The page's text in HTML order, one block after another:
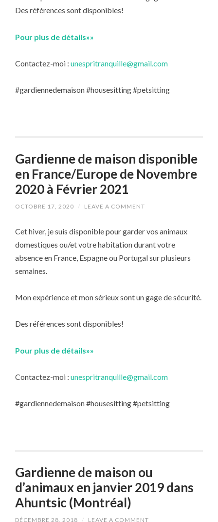
Des références sont disponibles!
Pour plus de détails»»
Contactez-moi :unespritranquille@gmail.com
#gardiennedemaison #housesitting #petsitting
Gardienne de maison disponible
en France/Europe de Novembre
2020 à Février 2021
OCTOBRE 17, 2020 / LEAVE A COMMENT
Cet hiver, je suis disponible pour garder vos animaux
domestiques ou/et votre habitation durant votre
absence en France, Espagne ou Portugal sur plusieurs
semaines.
Mon expérience et mon sérieux sont un gage de sécurité.
Des références sont disponibles!
Pour plus de détails»»
Contactez-moi :unespritranquille@gmail.com
#gardiennedemaison #housesitting #petsitting
Gardienne de maison ou
d’animaux en janvier 2019 dans
Ahuntsic (Montréal)
DÉCEMBRE 28, 2018 / LEAVE A COMMENT